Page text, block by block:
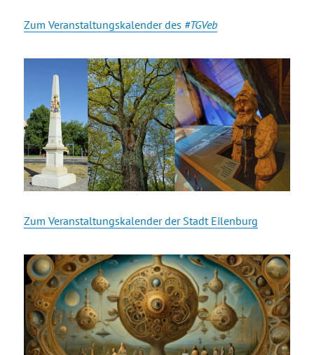
Zum Veranstaltungskalender des #TGVeb
Zum Veranstaltungskalender der Stadt Eilenburg